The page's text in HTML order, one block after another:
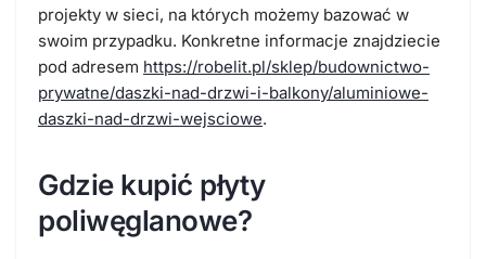
projekty w sieci, na których możemy bazować w
swoim przypadku. Konkretne informacje znajdziecie
pod adresem https://robelit.pl/sklep/budownictwo-
prywatne/daszki-nad-drzwi-i-balkony/aluminiowe-
daszki-nad-drzwi-wejsciowe.
Gdzie kupić płyty
poliwęglanowe?